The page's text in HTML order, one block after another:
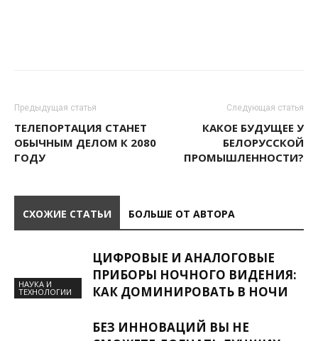
Предыдущая статья
ТЕЛЕПОРТАЦИЯ СТАНЕТ
ОБЫЧНЫМ ДЕЛОМ К 2080
ГОДУ
Следующая статья
КАКОЕ БУДУЩЕЕ У
БЕЛОРУССКОЙ
ПРОМЫШЛЕННОСТИ?
СХОЖИЕ СТАТЬИ БОЛЬШЕ ОТ АВТОРА
НАУКА И
ТЕХНОЛОГИИ
ЦИФРОВЫЕ И АНАЛОГОВЫЕ
ПРИБОРЫ НОЧНОГО ВИДЕНИЯ:
КАК ДОМИНИРОВАТЬ В НОЧИ
БЕЗ ИННОВАЦИЙ ВЫ НЕ